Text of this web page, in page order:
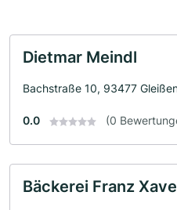
Dietmar Meindl
Bachstraße 10, 93477
0.0 (0
Bäckerei Franz